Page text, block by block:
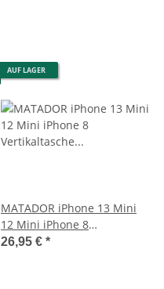
AUF LAGER
MATADOR iPhone 13 Mini
12 Mini iPhone 8
Vertikaltasche Leder
26,95 € *